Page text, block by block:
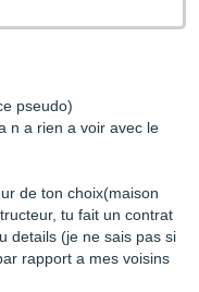
pseudo)
n a rien a voir avec le
de ton choix(maison
tu fait un contrat
details (je ne sais pas si
rapport a mes voisins